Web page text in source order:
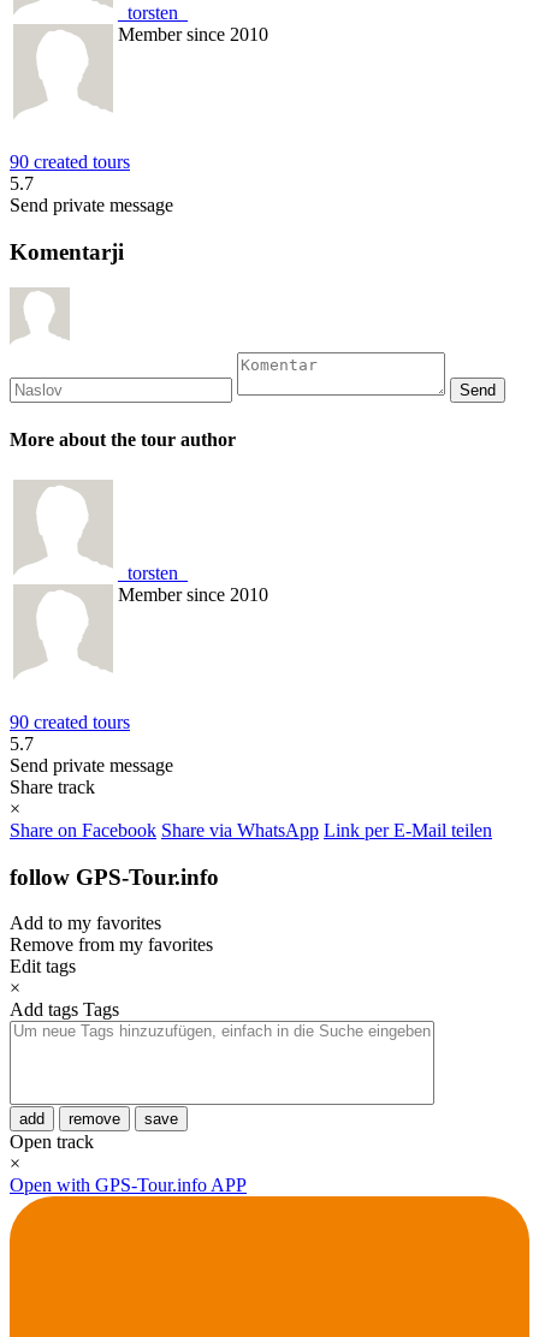
_torsten_
Member since 2010
90 created tours
5.7
Send private message
Komentarji
More about the tour author
_torsten_
Member since 2010
90 created tours
5.7
Send private message
Share track
×
Share on Facebook Share via WhatsApp Link per E-Mail teilen
follow GPS-Tour.info
Add to my favorites
Remove from my favorites
Edit tags
×
Add tags Tags
add remove save
Open track
×
Open with GPS-Tour.info APP